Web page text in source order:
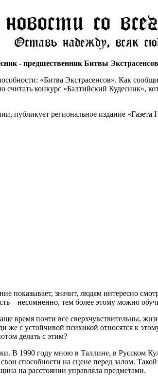
- предшественник Битвы Экстрасенсов
«Битва Экстрасенсов». Как
конкурс «Балтийский Кудесник»,
региональное издание «Газета
показывает, значит, людям интересно
– несомненно, тем более этому можно
время почти все сверхчувствительны,
с устойчивой психикой относятся к
делать с этим?
В 1990 году мною в Таллине, в Русском
способности на сцене перед залом.
на расстоянии управляла предметами.